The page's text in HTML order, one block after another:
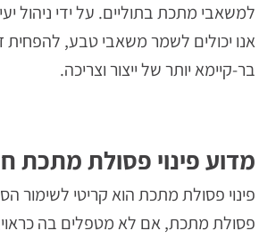
למשאבי מתכת בתוליים. על ידי ניהול
אנו יכולים לשמר משאבי טבע, להפחית
בר-קיימא יותר של ייצור וצריכה.
מדוע פינוי פסולת מתכת
פינוי פסולת מתכת הוא קריטי לשימור
פסולת מתכת, אם לא מטפלים בה